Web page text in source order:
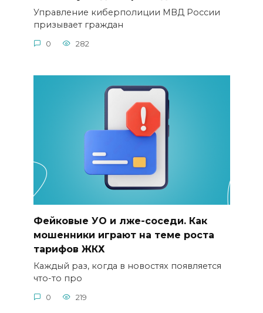
Управление киберполиции МВД России
призывает граждан
0 282
Фейковые УО и лже-соседи. Как
мошенники играют на теме роста
тарифов ЖКХ
Каждый раз, когда в новостях появляется
что-то про
0 219